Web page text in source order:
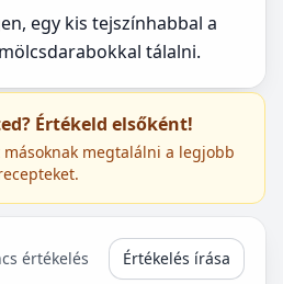
egy kis tejszínhabbal a
tálalni.
Értékeld elsőként!
megtalálni a legjobb
értékelés Értékelés írása